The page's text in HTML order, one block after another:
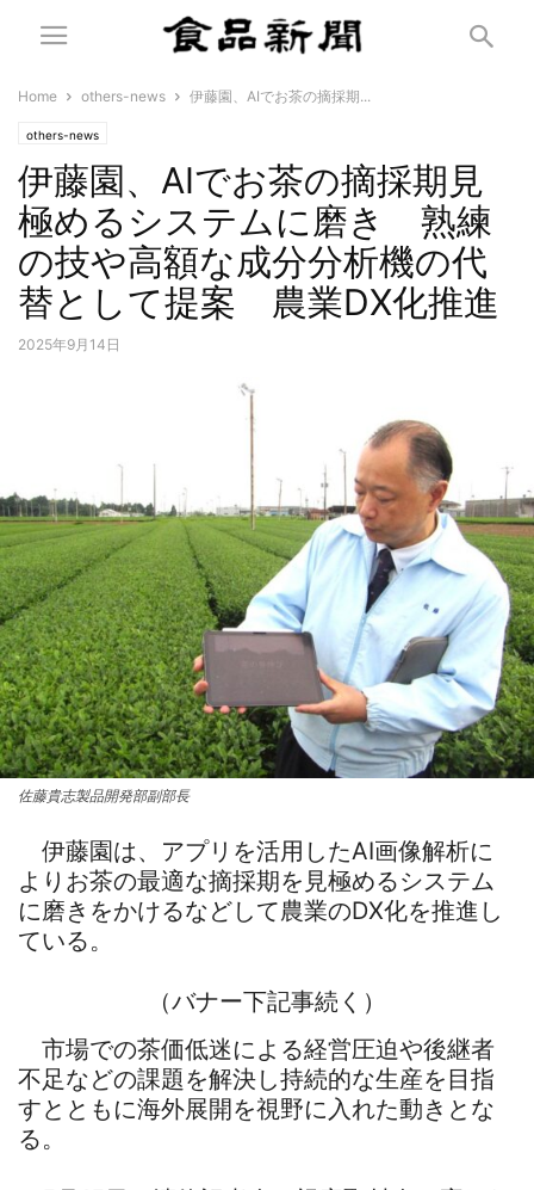
Home others-news 伊藤園、AIでお茶の摘採期...
others-news
伊藤園、AIでお茶の摘採期見
極めるシステムに磨き 熟練
の技や高額な成分分析機の代
替として提案 農業DX化推進
2025年9月14日
佐藤貴志製品開発部副部長
伊藤園は、アプリを活用したAI画像解析に
よりお茶の最適な摘採期を見極めるシステム
に磨きをかけるなどして農業のDX化を推進し
ている。
（バナー下記事続く）
市場での茶価低迷による経営圧迫や後継者
不足などの課題を解決し持続的な生産を目指
すとともに海外展開を視野に入れた動きとな
る。